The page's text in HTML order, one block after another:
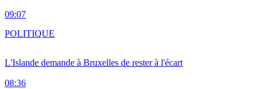
09:07
L'Islande demande à Bruxelles de rester à l'écart
08:36
POLITIQUE